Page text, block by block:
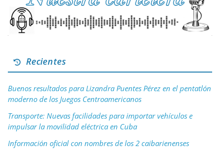
Recientes
Buenos resultados para Lizandra Puentes Pérez en el pentatlón
moderno de los Juegos Centroamericanos
Transporte: Nuevas facilidades para importar vehículos e
impulsar la movilidad eléctrica en Cuba
Información oficial con nombres de los 2 caibarienenses